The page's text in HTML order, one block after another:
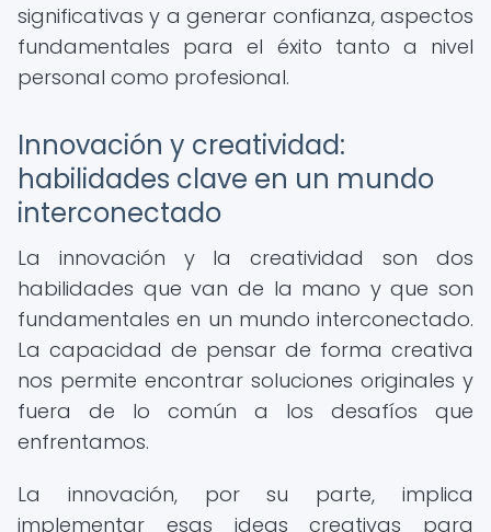
significativas y a generar confianza, aspectos
fundamentales para el éxito tanto a nivel
personal como profesional.
Innovación y creatividad:
habilidades clave en un mundo
interconectado
La innovación y la creatividad son dos
habilidades que van de la mano y que son
fundamentales en un mundo interconectado.
La capacidad de pensar de forma creativa
nos permite encontrar soluciones originales y
fuera de lo común a los desafíos que
enfrentamos.
La innovación, por su parte, implica
implementar esas ideas creativas para